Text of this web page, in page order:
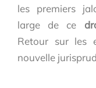
les premiers
large de ce
Retour sur les
nouvelle